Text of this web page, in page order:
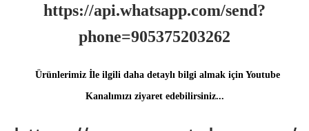
https://api.whatsapp.com/send?
phone=905375203262
Ürünlerimiz İle ilgili daha detaylı bilgi almak için Youtube
Kanalımızı ziyaret edebilirsiniz...